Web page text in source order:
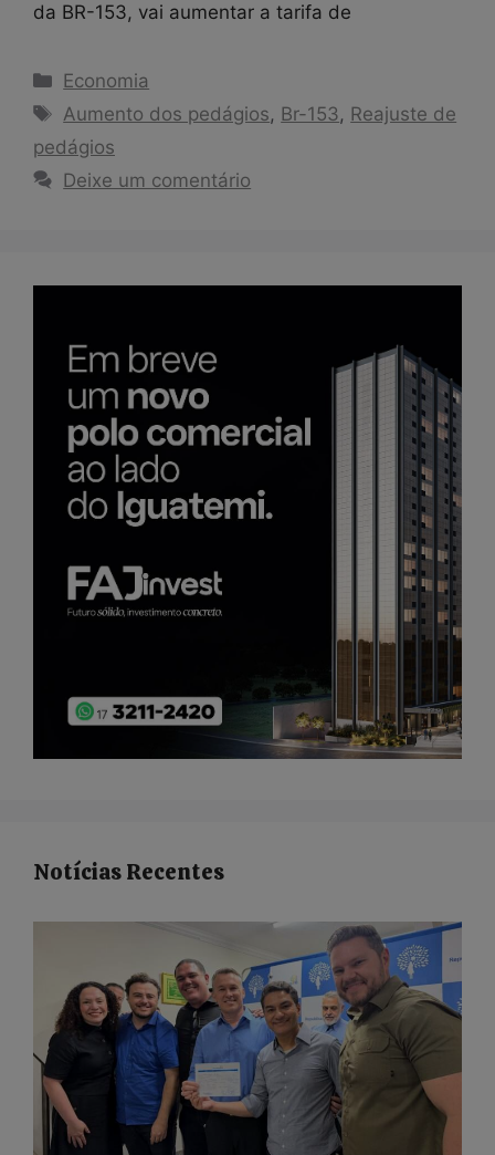
da BR-153, vai aumentar a tarifa de
Categorias
Economia
Tags
Aumento dos pedágios, Br-153, Reajuste de
pedágios
Deixe um comentário
Notícias Recentes